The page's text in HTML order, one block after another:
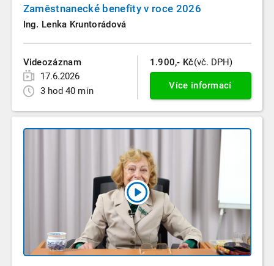
Zaměstnanecké benefity v roce 2026
Ing. Lenka Kruntorádová
Videozáznam
17.6.2026
3 hod 40 min
1.900,- Kč(vč. DPH)
Více informací